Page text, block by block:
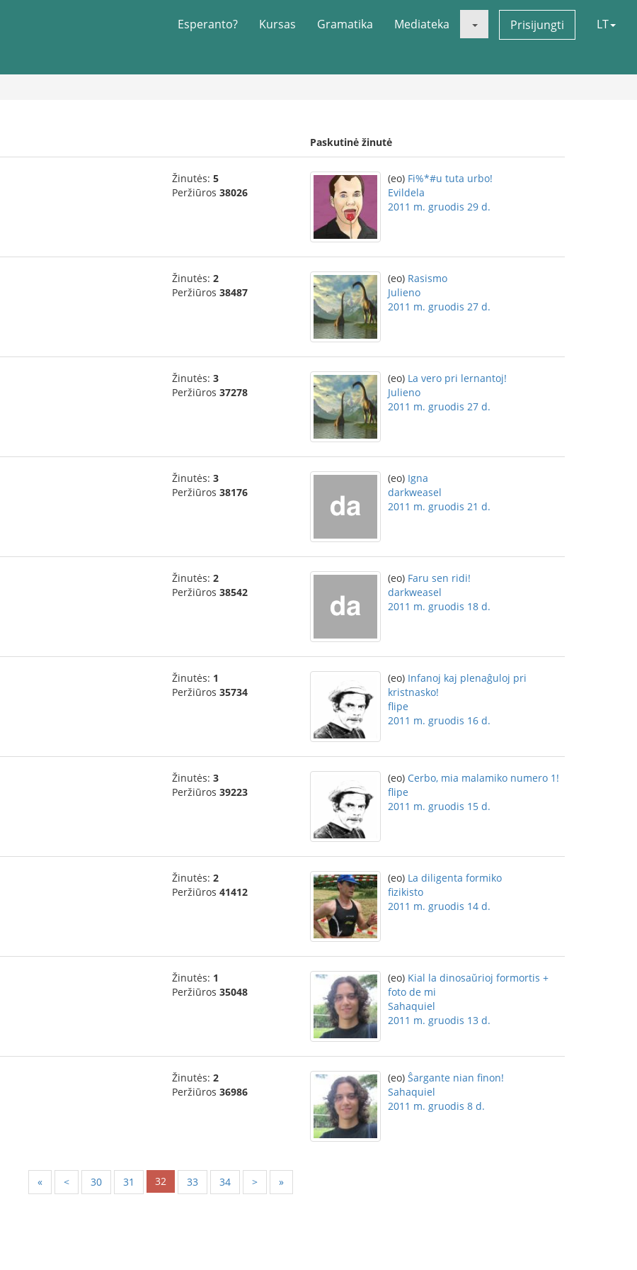
Esperanto? Kursas Gramatika Mediateka Prisijungti LT
Paskutinė žinutė
Žinutės: 5
Peržiūros 38026
(eo) Fi%*#u tuta urbo!
Evildela
2011 m. gruodis 29 d.
Žinutės: 2
Peržiūros 38487
(eo) Rasismo
Julieno
2011 m. gruodis 27 d.
Žinutės: 3
Peržiūros 37278
(eo) La vero pri lernantoj!
Julieno
2011 m. gruodis 27 d.
Žinutės: 3
Peržiūros 38176
(eo) Igna
darkweasel
2011 m. gruodis 21 d.
Žinutės: 2
Peržiūros 38542
(eo) Faru sen ridi!
darkweasel
2011 m. gruodis 18 d.
Žinutės: 1
Peržiūros 35734
(eo) Infanoj kaj plenaĝuloj pri
kristnasko!
flipe
2011 m. gruodis 16 d.
Žinutės: 3
Peržiūros 39223
(eo) Cerbo, mia malamiko numero 1!
flipe
2011 m. gruodis 15 d.
Žinutės: 2
Peržiūros 41412
(eo) La diligenta formiko
fizikisto
2011 m. gruodis 14 d.
Žinutės: 1
Peržiūros 35048
(eo) Kial la dinosaŭrioj formortis +
foto de mi
Sahaquiel
2011 m. gruodis 13 d.
Žinutės: 2
Peržiūros 36986
(eo) Ŝargante nian finon!
Sahaquiel
2011 m. gruodis 8 d.
« < 30 31 32 33 34 > »